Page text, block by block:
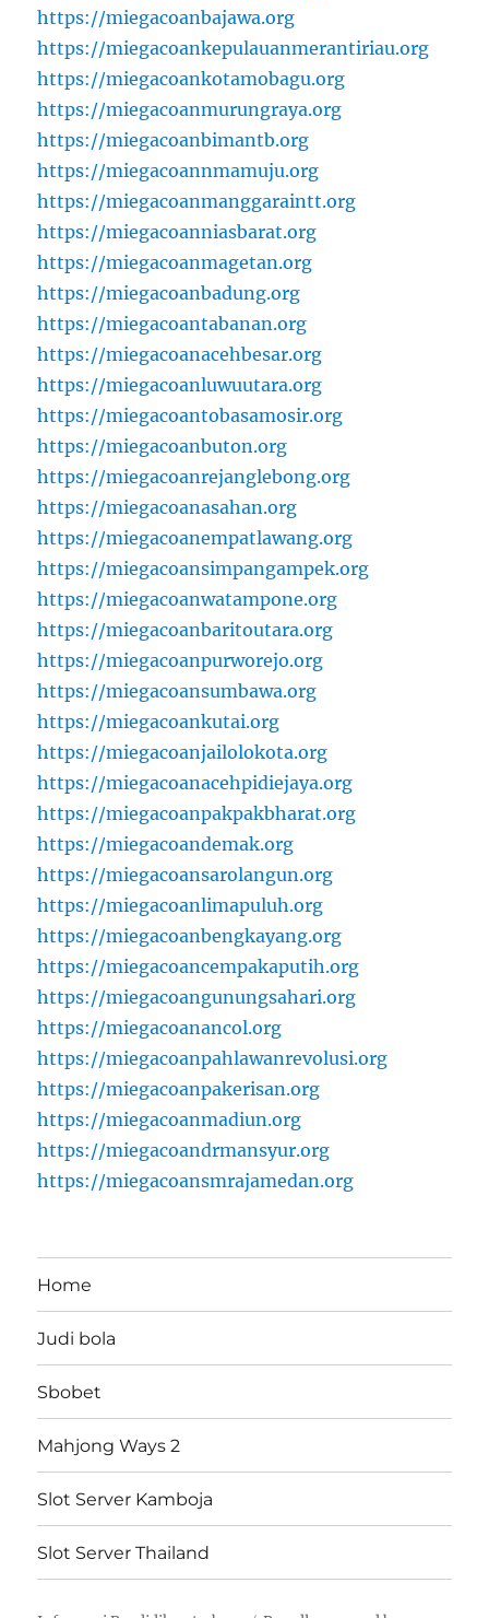
https://miegacoanbajawa.org
https://miegacoankepulauanmerantiriau.org
https://miegacoankotamobagu.org
https://miegacoanmurungraya.org
https://miegacoanbimantb.org
https://miegacoannmamuju.org
https://miegacoanmanggaraintt.org
https://miegacoanniasbarat.org
https://miegacoanmagetan.org
https://miegacoanbadung.org
https://miegacoantabanan.org
https://miegacoanacehbesar.org
https://miegacoanluwuutara.org
https://miegacoantobasamosir.org
https://miegacoanbuton.org
https://miegacoanrejanglebong.org
https://miegacoanasahan.org
https://miegacoanempatlawang.org
https://miegacoansimpangampek.org
https://miegacoanwatampone.org
https://miegacoanbaritoutara.org
https://miegacoanpurworejo.org
https://miegacoansumbawa.org
https://miegacoankutai.org
https://miegacoanjailolokota.org
https://miegacoanacehpidiejaya.org
https://miegacoanpakpakbharat.org
https://miegacoandemak.org
https://miegacoansarolangun.org
https://miegacoanlimapuluh.org
https://miegacoanbengkayang.org
https://miegacoancempakaputih.org
https://miegacoangunungsahari.org
https://miegacoanancol.org
https://miegacoanpahlawanrevolusi.org
https://miegacoanpakerisan.org
https://miegacoanmadiun.org
https://miegacoandrmansyur.org
https://miegacoansmrajamedan.org
Home
Judi bola
Sbobet
Mahjong Ways 2
Slot Server Kamboja
Slot Server Thailand